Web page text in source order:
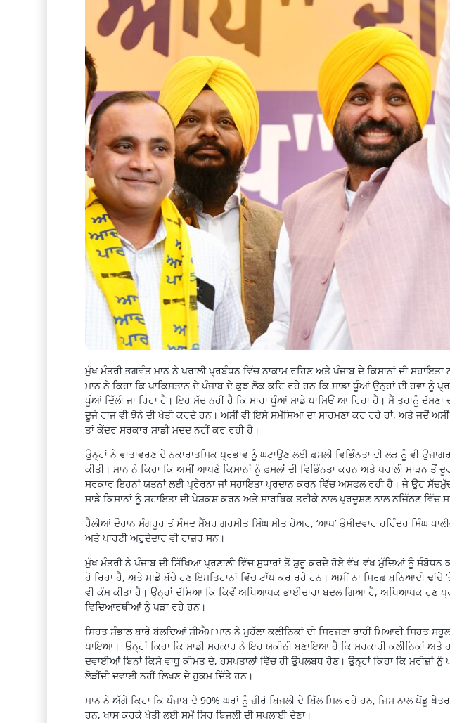
ਮੁੱਖ ਮੰਤਰੀ ਭਗਵੰਤ ਮਾਨ ਨੇ ਪਰਾਲੀ ਪ੍ਰਬੰਧਨ ਵਿੱਚ ਨਾਕਾਮ ਰਹਿਣ ਅਤੇ ਪੰਜਾਬ ਦੇ ਕਿਸਾਨਾਂ ਦੀ
ਮਾਨ ਨੇ ਕਿਹਾ ਕਿ ਪਾਕਿਸਤਾਨ ਦੇ ਪੰਜਾਬ ਦੇ ਕੁਝ ਲੋਕ ਕਹਿ ਰਹੇ ਹਨ ਕਿ ਸਾਡਾ ਧੂੰਆਂ ਉਨ੍ਹਾਂ ਦੀ ਹਵਾ ਨੂੰ
ਧੂੰਆਂ ਦਿੱਲੀ ਜਾ ਰਿਹਾ ਹੈ। ਇਹ ਸੱਚ ਨਹੀਂ ਹੈ ਕਿ ਸਾਰਾ ਧੂੰਆਂ ਸਾਡੇ ਪਾਸਿਓਂ ਆ ਰਿਹਾ ਹੈ। ਮੈਂ ਤੁਹਾਨੂੰ ਦੱਸਣਾ
ਦੂਜੇ ਰਾਜ ਵੀ ਝੋਨੇ ਦੀ ਖੇਤੀ ਕਰਦੇ ਹਨ। ਅਸੀਂ ਵੀ ਇਸੇ ਸਮੱਸਿਆ ਦਾ ਸਾਹਮਣਾ ਕਰ ਰਹੇ ਹਾਂ, ਅਤੇ ਜਦੋਂ
ਤਾਂ ਕੇਂਦਰ ਸਰਕਾਰ ਸਾਡੀ ਮਦਦ ਨਹੀਂ ਕਰ ਰਹੀ ਹੈ।
ਉਨ੍ਹਾਂ ਨੇ ਵਾਤਾਵਰਣ ਦੇ ਨਕਾਰਾਤਮਿਕ ਪ੍ਰਭਾਵ ਨੂੰ ਘਟਾਉਣ ਲਈ ਫ਼ਸਲੀ ਵਿਭਿੰਨਤਾ ਦੀ ਲੋੜ ਨੂੰ ਵੀ
ਕੀਤੀ। ਮਾਨ ਨੇ ਕਿਹਾ ਕਿ ਅਸੀਂ ਆਪਣੇ ਕਿਸਾਨਾਂ ਨੂੰ ਫ਼ਸਲਾਂ ਦੀ ਵਿਭਿੰਨਤਾ ਕਰਨ ਅਤੇ ਪਰਾਲੀ ਸਾੜਨ
ਸਰਕਾਰ ਇਹਨਾਂ ਯਤਨਾਂ ਲਈ ਪ੍ਰੇਰਨਾ ਜਾਂ ਸਹਾਇਤਾ ਪ੍ਰਦਾਨ ਕਰਨ ਵਿੱਚ ਅਸਫਲ ਰਹੀ ਹੈ। ਜੇ ਉਹ
ਸਾਡੇ ਕਿਸਾਨਾਂ ਨੂੰ ਸਹਾਇਤਾ ਦੀ ਪੇਸ਼ਕਸ਼ ਕਰਨ ਅਤੇ ਸਾਰਥਿਕ ਤਰੀਕੇ ਨਾਲ ਪ੍ਰਦੂਸ਼ਣ ਨਾਲ ਨਜਿੱਠਣ ਵਿੱਚ
ਰੈਲੀਆਂ ਦੌਰਾਨ ਸੰਗਰੂਰ ਤੋਂ ਸੰਸਦ ਮੈਂਬਰ ਗੁਰਮੀਤ ਸਿੰਘ ਮੀਤ ਹੇਅਰ, ‘ਆਪ’ ਉਮੀਦਵਾਰ ਹਰਿੰਦਰ ਸਿੰਘ
ਅਤੇ ਪਾਰਟੀ ਅਹੁਦੇਦਾਰ ਵੀ ਹਾਜ਼ਰ ਸਨ।
ਮੁੱਖ ਮੰਤਰੀ ਨੇ ਪੰਜਾਬ ਦੀ ਸਿੱਖਿਆ ਪ੍ਰਣਾਲੀ ਵਿੱਚ ਸੁਧਾਰਾਂ ਤੋਂ ਸ਼ੁਰੂ ਕਰਦੇ ਹੋਏ ਵੱਖ-ਵੱਖ ਮੁੱਦਿਆਂ ਨੂੰ ਸੰਬੋਧਨ
ਹੋ ਰਿਹਾ ਹੈ, ਅਤੇ ਸਾਡੇ ਬੱਚੇ ਹੁਣ ਇਮਤਿਹਾਨਾਂ ਵਿੱਚ ਟਾੱਪ ਕਰ ਰਹੇ ਹਨ। ਅਸੀਂ ਨਾ ਸਿਰਫ਼ ਬੁਨਿਆਦੀ
ਵੀ ਕੰਮ ਕੀਤਾ ਹੈ। ਉਨ੍ਹਾਂ ਦੱਸਿਆ ਕਿ ਕਿਵੇਂ ਅਧਿਆਪਕ ਭਾਈਚਾਰਾ ਬਦਲ ਗਿਆ ਹੈ, ਅਧਿਆਪਕ ਹੁਣ
ਵਿਦਿਆਰਥੀਆਂ ਨੂੰ ਪੜਾ ਰਹੇ ਹਨ।
ਸਿਹਤ ਸੰਭਾਲ ਬਾਰੇ ਬੋਲਦਿਆਂ ਸੀਐਮ ਮਾਨ ਨੇ ਮੁਹੱਲਾ ਕਲੀਨਿਕਾਂ ਦੀ ਸਿਰਜਣਾ ਰਾਹੀਂ ਮਿਆਰੀ ਸਿਹਤ
ਪਾਇਆ। ਉਨ੍ਹਾਂ ਕਿਹਾ ਕਿ ਸਾਡੀ ਸਰਕਾਰ ਨੇ ਇਹ ਯਕੀਨੀ ਬਣਾਇਆ ਹੈ ਕਿ ਸਰਕਾਰੀ ਕਲੀਨਿਕਾਂ ਅਤੇ
ਦਵਾਈਆਂ ਬਿਨਾਂ ਕਿਸੇ ਵਾਧੂ ਕੀਮਤ ਦੇ, ਹਸਪਤਾਲਾਂ ਵਿੱਚ ਹੀ ਉਪਲਬਧ ਹੋਣ। ਉਨ੍ਹਾਂ ਕਿਹਾ ਕਿ ਮਰੀਜ਼ਾਂ
ਲੋੜੀਂਦੀ ਦਵਾਈ ਨਹੀਂ ਲਿਖਣ ਦੇ ਹੁਕਮ ਦਿੱਤੇ ਹਨ।
ਮਾਨ ਨੇ ਅੱਗੇ ਕਿਹਾ ਕਿ ਪੰਜਾਬ ਦੇ 90% ਘਰਾਂ ਨੂੰ ਜ਼ੀਰੋ ਬਿਜਲੀ ਦੇ ਬਿੱਲ ਮਿਲ ਰਹੇ ਹਨ, ਜਿਸ ਨਾਲ ਪੇਂਡੂ
ਹਨ, ਖਾਸ ਕਰਕੇ ਖੇਤੀ ਲਈ ਸਮੇਂ ਸਿਰ ਬਿਜਲੀ ਦੀ ਸਪਲਾਈ ਦੇਣਾ।